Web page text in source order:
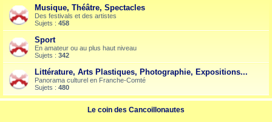
Musique, Théâtre, Spectacles
Des festivals et des artistes
Sujets : 458
Sport
En amateur ou au plus haut niveau
Sujets : 342
Littérature, Arts Plastiques, Photographie, Expositions...
Panorama culturel en Franche-Comté
Sujets : 480
Le coin des Cancoillonautes